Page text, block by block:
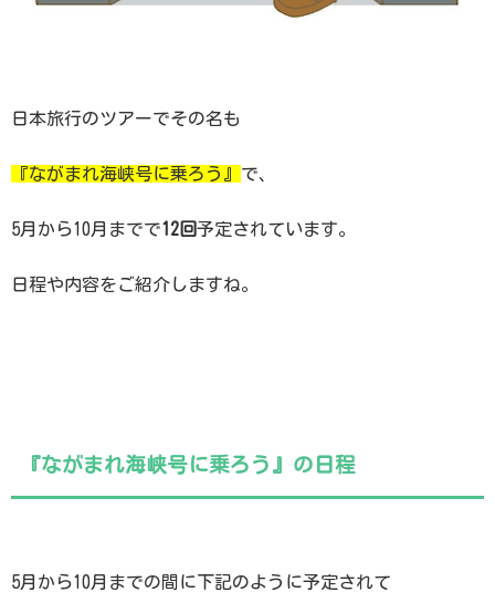
日本旅行のツアーでその名も
『ながまれ海峡号に乗ろう』 で、
5月から10月までで12回予定されています。
日程や内容をご紹介しますね。
『ながまれ海峡号に乗ろう』の日程
5月から10月までの間に下記のように予定されて